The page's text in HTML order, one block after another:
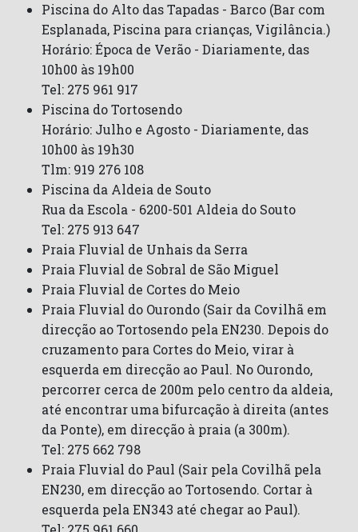
Piscina do Alto das Tapadas - Barco (Bar com
Esplanada, Piscina para crianças, Vigilância.)
Horário: Época de Verão - Diariamente, das
10h00 às 19h00
Tel: 275 961 917
Piscina do Tortosendo
Horário: Julho e Agosto - Diariamente, das
10h00 às 19h30
Tlm: 919 276 108
Piscina da Aldeia de Souto
Rua da Escola - 6200-501 Aldeia do Souto
Tel: 275 913 647
Praia Fluvial de Unhais da Serra
Praia Fluvial de Sobral de São Miguel
Praia Fluvial de Cortes do Meio
Praia Fluvial do Ourondo (Sair da Covilhã em
direcção ao Tortosendo pela EN230. Depois do
cruzamento para Cortes do Meio, virar à
esquerda em direcção ao Paul. No Ourondo,
percorrer cerca de 200m pelo centro da aldeia,
até encontrar uma bifurcação à direita (antes
da Ponte), em direcção à praia (a 300m).
Tel: 275 662 798
Praia Fluvial do Paul (Sair pela Covilhã pela
EN230, em direcção ao Tortosendo. Cortar à
esquerda pela EN343 até chegar ao Paul).